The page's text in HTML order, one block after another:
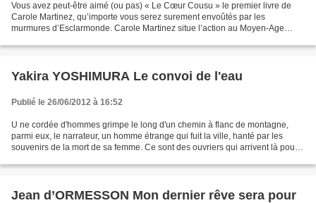
Vous avez peut-être aimé (ou pas) « Le Cœur Cousu » le premier livre de
Carole Martinez, qu’importe vous serez surement envoûtés par les
murmures d’Esclarmonde. Carole Martinez situe l’action au Moyen-Age
Yakira YOSHIMURA Le convoi de l'eau
Publié le 26/06/2012 à 16:52
U ne cordée d'hommes grimpe le long d'un chemin à flanc de montagne,
parmi eux, le narrateur, un homme étrange qui fuit la ville, hanté par les
souvenirs de la mort de sa femme. Ce sont des ouvriers qui arrivent là pour
Jean d’ORMESSON Mon dernier rêve sera pour